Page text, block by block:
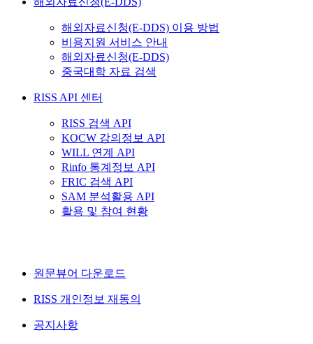
해외자료신청(E-DDS) 이용 방법
비용지원 서비스 안내
해외자료신청(E-DDS)
중국대학 자료 검색
RISS API 센터
RISS 검색 API
KOCW 강의정보 API
WILL 연계 API
Rinfo 통계정보 API
FRIC 검색 API
SAM 분석활용 API
활용 및 참여 현황
원문뷰어 다운로드
RISS 개인정보 재동의
공지사항